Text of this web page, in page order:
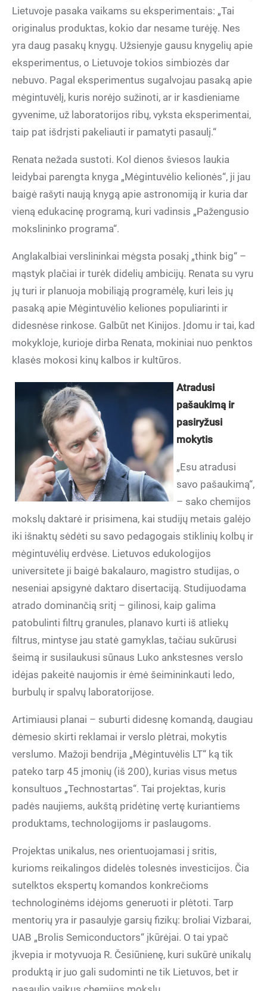
Lietuvoje pasaka vaikams su eksperimentais: „Tai
originalus produktas, kokio dar nesame turėję. Nes
yra daug pasakų knygų. Užsienyje gausu knygelių apie
eksperimentus, o Lietuvoje tokios simbiozės dar
nebuvo. Pagal eksperimentus sugalvojau pasaką apie
mėgintuvėlį, kuris norėjo sužinoti, ar ir kasdieniame
gyvenime, už laboratorijos ribų, vyksta eksperimentai,
taip pat išdrįsti pakeliauti ir pamatyti pasaulį.“
Renata nežada sustoti. Kol dienos šviesos laukia
leidybai parengta knyga „Mėgintuvėlio kelionės“, ji jau
baigė rašyti naują knygą apie astronomiją ir kuria dar
vieną edukacinę programą, kuri vadinsis „Pažengusio
mokslininko programa“.
Anglakalbiai verslininkai mėgsta posakį „think big“ –
mąstyk plačiai ir turėk didelių ambicijų. Renata su vyru
jų turi ir planuoja mobiliąją programėlę, kuri leis jų
pasaką apie Mėgintuvėlio keliones populiarinti ir
didesnėse rinkose. Galbūt net Kinijos. Įdomu ir tai, kad
mokykloje, kurioje dirba Renata, mokiniai nuo penktos
klasės mokosi kinų kalbos ir kultūros.
Atradusi
pašaukimą ir
pasiryžusi
mokytis
„Esu atradusi
savo pašaukimą“,
– sako chemijos
mokslų daktarė ir prisimena, kai studijų metais galėjo
iki išnaktų sėdėti su savo pedagogais stiklinių kolbų ir
mėgintuvėlių erdvėse. Lietuvos edukologijos
universitete ji baigė bakalauro, magistro studijas, o
neseniai apsigynė daktaro disertaciją. Studijuodama
atrado dominančią sritį – gilinosi, kaip galima
patobulinti filtrų granules, planavo kurti iš atliekų
filtrus, mintyse jau statė gamyklas, tačiau sukūrusi
šeimą ir susilaukusi sūnaus Luko ankstesnes verslo
idėjas pakeitė naujomis ir ėmė šeimininkauti ledo,
burbulų ir spalvų laboratorijose.
Artimiausi planai – suburti didesnę komandą, daugiau
dėmesio skirti reklamai ir verslo plėtrai, mokytis
verslumo. Mažoji bendrija „Mėgintuvėlis LT“ ką tik
pateko tarp 45 įmonių (iš 200), kurias visus metus
konsultuos „Technostartas“. Tai projektas, kuris
padės naujiems, aukštą pridėtinę vertę kuriantiems
produktams, technologijoms ir paslaugoms.
Projektas unikalus, nes orientuojamasi į sritis,
kurioms reikalingos didelės tolesnės investicijos. Čia
sutelktos ekspertų komandos konkrečioms
technologinėms idėjoms generuoti ir plėtoti. Tarp
mentorių yra ir pasaulyje garsių fizikų: broliai Vizbarai,
UAB „Brolis Semiconductors“ įkūrėjai. O tai ypač
įkvepia ir motyvuoja R. Česiūnienę, kuri sukūrė unikalų
produktą ir juo gali sudominti ne tik Lietuvos, bet ir